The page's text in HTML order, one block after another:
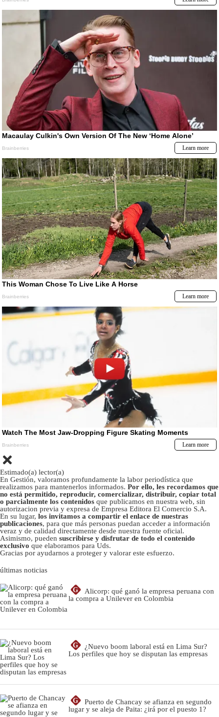
Estimado(a) lector(a)
En Gestión, valoramos profundamente la labor periodística que
realizamos para mantenerlos informados. Por ello, les recordamos que
no está permitido, reproducir, comercializar, distribuir, copiar total
o parcialmente los contenidos que publicamos en nuestra web, sin
autorizacion previa y expresa de Empresa Editora El Comercio S.A.
En su lugar, los invitamos a compartir el enlace de nuestras
publicaciones, para que más personas puedan acceder a información
veraz y de calidad directamente desde nuestra fuente oficial.
Asimismo, pueden suscribirse y disfrutar de todo el contenido
exclusivo que elaboramos para Uds.
Gracias por ayudarnos a proteger y valorar este esfuerzo.
últimas noticias
G
Alicorp: qué ganó la empresa peruana con
la compra a Unilever en Colombia
G
¿Nuevo boom laboral está en Lima Sur?
Los perfiles que hoy se disputan las empresas
G
Puerto de Chancay se afianza en segundo
lugar y se aleja de Paita: ¿irá por el puesto 1?